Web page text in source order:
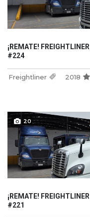
¡REMATE!
#224
Freightliner 2018
20
¡REMATE!
#221